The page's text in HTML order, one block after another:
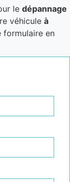
le dépannage
véhicule à
formulaire en